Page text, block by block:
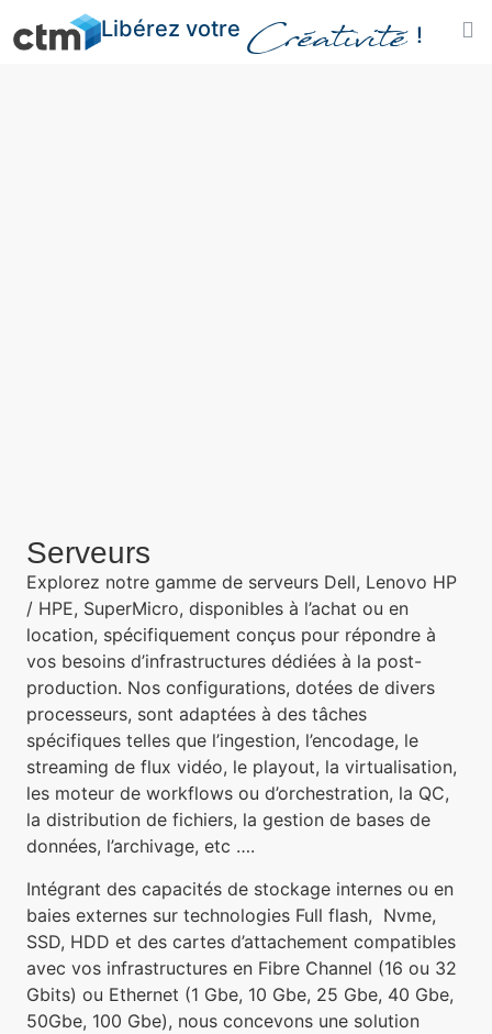
Libérez votre Créativité !
Serveurs
Explorez notre gamme de serveurs Dell, Lenovo HP
/ HPE, SuperMicro, disponibles à l’achat ou en
location, spécifiquement conçus pour répondre à
vos besoins d’infrastructures dédiées à la post-
production. Nos configurations, dotées de divers
processeurs, sont adaptées à des tâches
spécifiques telles que l’ingestion, l’encodage, le
streaming de flux vidéo, le playout, la virtualisation,
les moteur de workflows ou d’orchestration, la QC,
la distribution de fichiers, la gestion de bases de
données, l’archivage, etc ….
Intégrant des capacités de stockage internes ou en
baies externes sur technologies Full flash, Nvme,
SSD, HDD et des cartes d’attachement compatibles
avec vos infrastructures en Fibre Channel (16 ou 32
Gbits) ou Ethernet (1 Gbe, 10 Gbe, 25 Gbe, 40 Gbe,
50Gbe, 100 Gbe), nous concevons une solution